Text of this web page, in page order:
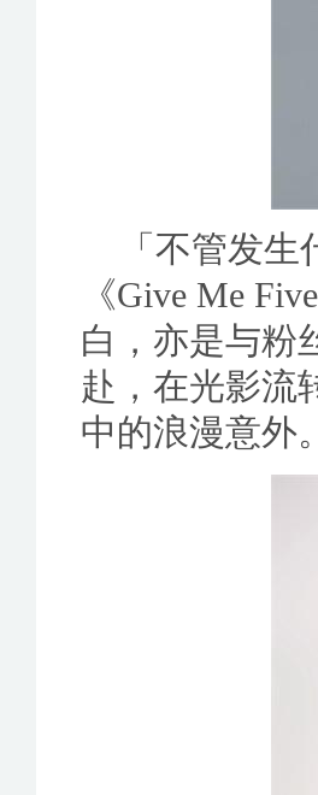
「不管发
《Give Me
白，亦是与粉
赴，在光影流
中的浪漫意外。